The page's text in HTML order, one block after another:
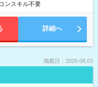
ンスキル不要
詳細へ
掲載日：2026.08.03